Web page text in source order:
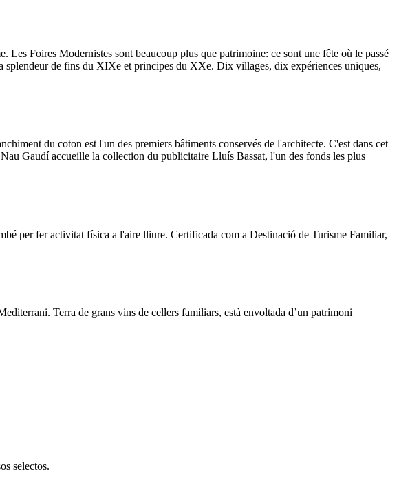
Foires Modernistes sont beaucoup plus que patrimoine: ce sont une fête où le passé
splendeur de fins du XIXe et principes du XXe. Dix villages, dix expériences uniques,
du coton est l'un des premiers bâtiments conservés de l'architecte. C'est dans cet
Gaudí accueille la collection du publicitaire Lluís Bassat, l'un des fonds les plus
per fer activitat física a l'aire lliure. Certificada com a Destinació de Turisme Familiar,
Terra de grans vins de cellers familiars, està envoltada d’un patrimoni
selectos.